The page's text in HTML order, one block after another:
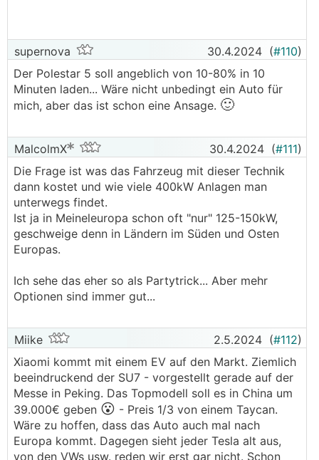
supernova 30.4.2024 (#110)
Der Polestar 5 soll angeblich von 10-80% in 10
Minuten laden... Wäre nicht unbedingt ein Auto für
mich, aber das ist schon eine Ansage. 🙂
MalcolmX 30.4.2024 (#111)
Die Frage ist was das Fahrzeug mit dieser Technik
dann kostet und wie viele 400kW Anlagen man
unterwegs findet.
Ist ja in Meineleuropa schon oft "nur" 125-150kW,
geschweige denn in Ländern im Süden und Osten
Europas.
Ich sehe das eher so als Partytrick... Aber mehr
Optionen sind immer gut...
Miike 2.5.2024 (#112)
Xiaomi kommt mit einem EV auf den Markt. Ziemlich
beeindruckend der SU7 - vorgestellt gerade auf der
Messe in Peking. Das Topmodell soll es in China um
39.000€ geben 😮 - Preis 1/3 von einem Taycan.
Wäre zu hoffen, dass das Auto auch mal nach
Europa kommt. Dagegen sieht jeder Tesla alt aus,
von den VWs usw. reden wir erst gar nicht. Schon